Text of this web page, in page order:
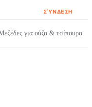
ΣΎΝΔΕΣΗ
για ούζο & τσίπουρο